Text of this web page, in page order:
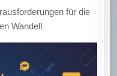
für die
Wandel!